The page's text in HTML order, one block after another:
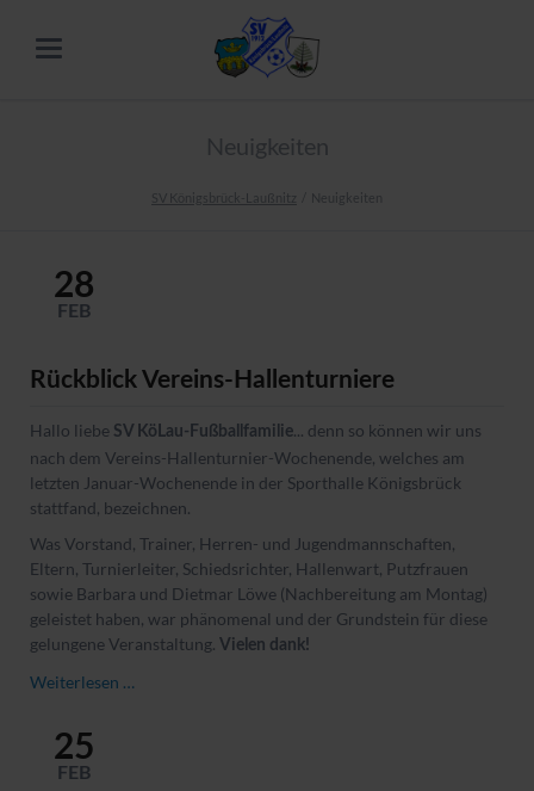
Neuigkeiten
SV Königsbrück-Laußnitz Neuigkeiten
28
FEB
Rückblick Vereins-Hallenturniere
Hallo liebe SV KöLau-Fußballfamilie... denn so können wir uns
nach dem Vereins-Hallenturnier-Wochenende, welches am
letzten Januar-Wochenende in der Sporthalle Königsbrück
stattfand, bezeichnen.
Was Vorstand, Trainer, Herren- und Jugendmannschaften,
Eltern, Turnierleiter, Schiedsrichter, Hallenwart, Putzfrauen
sowie Barbara und Dietmar Löwe (Nachbereitung am Montag)
geleistet haben, war phänomenal und der Grundstein für diese
gelungene Veranstaltung. Vielen dank!
Weiterlesen …
25
FEB